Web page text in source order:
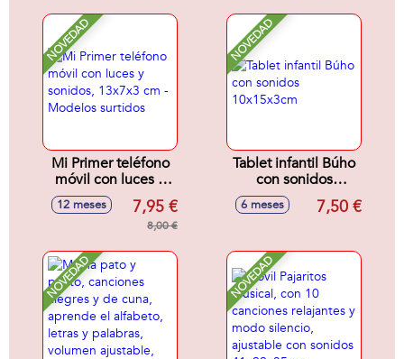
NOVEDAD
Mi Primer teléfono
móvil con luces y
sonidos, 13x7x3
cm - Modelos
12 meses 7,95 €
8,00 €
NOVEDAD
Tablet infantil Búho
con sonidos
10x15x3cm
6 meses 7,50 €
NOVEDAD NOVEDAD